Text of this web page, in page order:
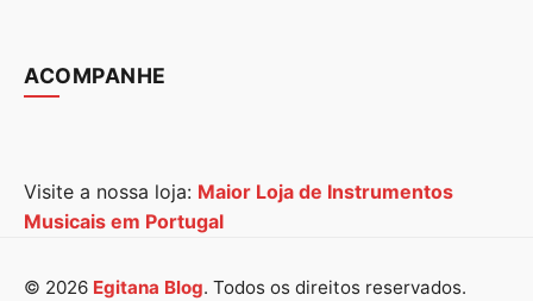
ACOMPANHE
Visite a nossa loja: Maior Loja de Instrumentos
Musicais em Portugal
© 2026 Egitana Blog. Todos os direitos reservados.